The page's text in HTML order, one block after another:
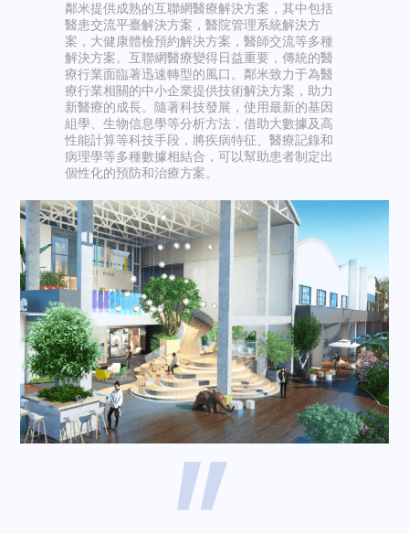
鄰米提供成熟的互聯網醫療解決方案，其中包括
醫患交流平臺解決方案，醫院管理系統解決方
案，大健康體檢預約解決方案，醫師交流等多種
解決方案。互聯網醫療變得日益重要，傳統的醫
療行業面臨著迅速轉型的風口。鄰米致力于為醫
療行業相關的中小企業提供技術解決方案，助力
新醫療的成長。隨著科技發展，使用最新的基因
組學、生物信息學等分析方法，借助大數據及高
性能計算等科技手段，將疾病特征、醫療記錄和
病理學等多種數據相結合，可以幫助患者制定出
個性化的預防和治療方案。